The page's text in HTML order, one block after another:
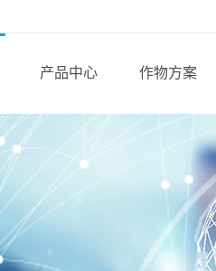
产品中心 作物方案